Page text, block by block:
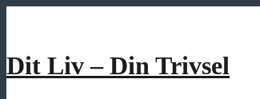
Dit Liv – Din Trivsel